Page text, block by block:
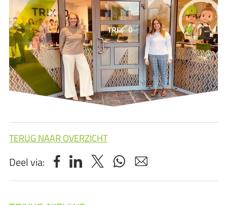
TERUG NAAR OVERZICHT
Deel via: